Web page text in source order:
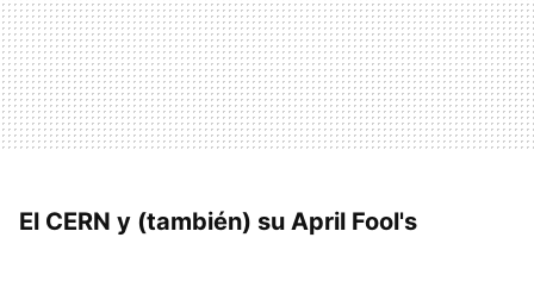
El CERN y (también) su April Fool's